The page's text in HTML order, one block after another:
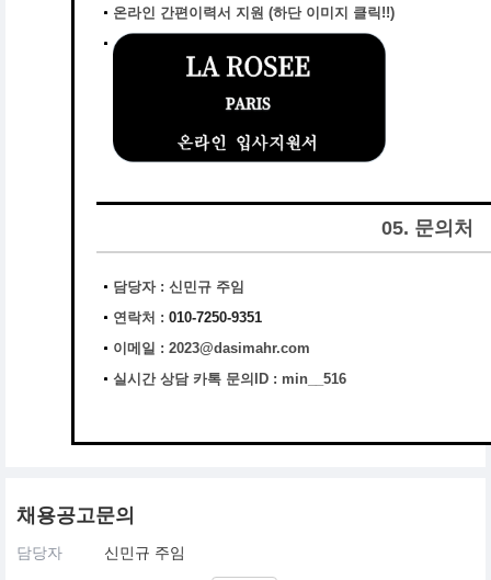
온라인 간편이력서 지원 (하단 이미지 클릭!!)
05. 문의처
담당자 : 신민규 주임
연락처 : 010-7250-9351
이메일 : 2023@dasimahr.com
실시간 상담 카톡 문의ID : min__516
채용공고문의
담당자 신민규 주임